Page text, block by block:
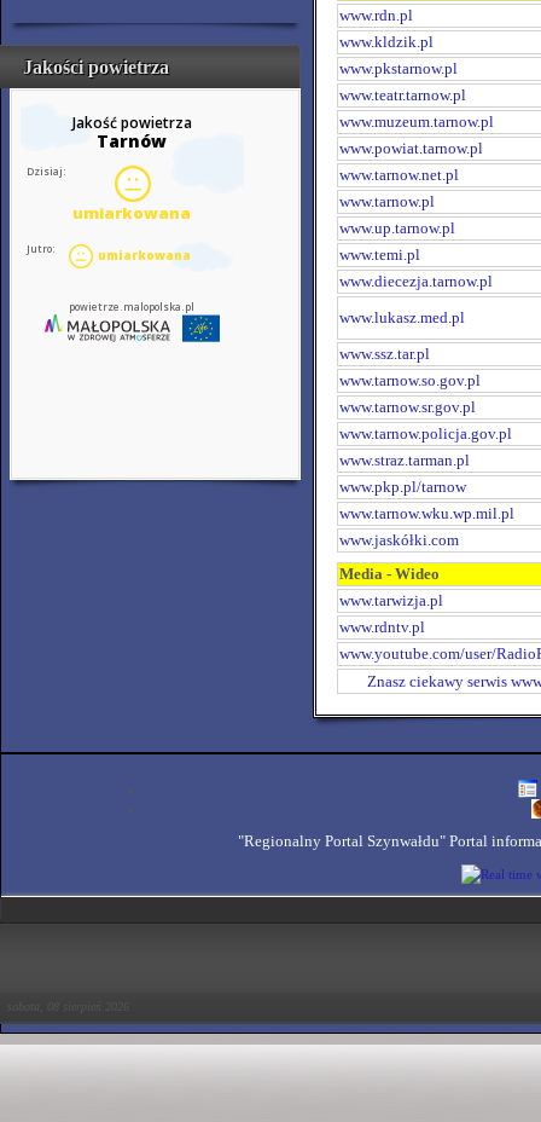
Jakości powietrza
www.rdn.pl
www.kldzik.pl
www.pkstarnow.pl
www.teatr.tarnow.pl
www.muzeum.tarnow.pl
www.powiat.tarnow.pl
www.tarnow.net.pl
www.tarnow.pl
www.up.tarnow.pl
www.temi.pl
www.diecezja.tarnow.pl
www.lukasz.med.pl
www.ssz.tar.pl
www.tarnow.so.gov.pl
www.tarnow.sr.gov.pl
www.tarnow.policja.gov.pl
www.straz.tarman.pl
www.pkp.pl/tarnow
www.tarnow.wku.wp.mil.pl
www.jaskółki.com
Media - Wideo
www.tarwizja.pl
www.rdntv.pl
www.youtube.com/user/
Znasz ciekawy serwis
"Regionalny Portal Szynwałdu" Portal